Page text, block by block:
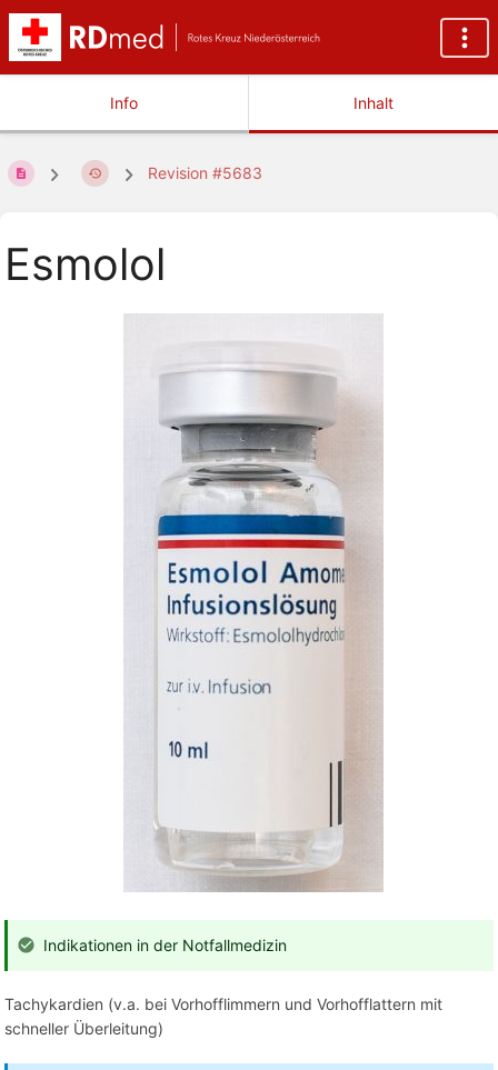
Info Inhalt
Revision #5683
Esmolol
Indikationen in der Notfallmedizin
Tachykardien (v.a. bei Vorhofflimmern und Vorhofflattern mit
schneller Überleitung)